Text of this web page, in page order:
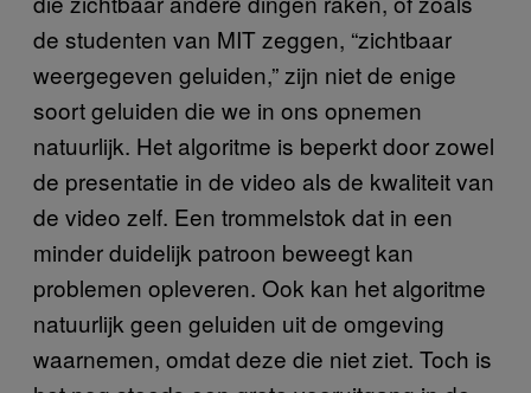
de studenten van MIT zeggen, “zichtbaar
weergegeven geluiden,” zijn niet de enige
soort geluiden die we in ons opnemen
natuurlijk. Het algoritme is beperkt door zowel
de presentatie in de video als de kwaliteit van
de video zelf. Een trommelstok dat in een
minder duidelijk patroon beweegt kan
problemen opleveren. Ook kan het algoritme
natuurlijk geen geluiden uit de omgeving
waarnemen, omdat deze die niet ziet. Toch is